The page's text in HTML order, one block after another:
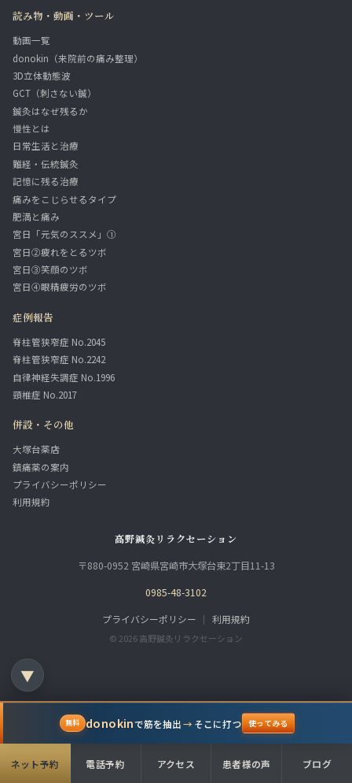
読み物・動画・ツール
動画一覧
donokin（来院前の痛み整理）
3D立体動態波
GCT（刺さない鍼）
鍼灸はなぜ残るか
慢性とは
日常生活と治療
難経・伝統鍼灸
記憶に残る治療
痛みをこじらせるタイプ
肥満と痛み
宮日「元気のススメ」①
宮日②疲れをとるツボ
宮日③笑顔のツボ
宮日④眼精疲労のツボ
症例報告
脊柱管狭窄症 No.2045
脊柱管狭窄症 No.2242
自律神経失調症 No.1996
頸椎症 No.2017
併設・その他
大塚台薬店
鎮痛薬の案内
プライバシーポリシー
利用規約
高野鍼灸リラクセーション
〒880-0952 宮崎県宮崎市大塚台東2丁目11-13
0985-48-3102
プライバシーポリシー ｜ 利用規約
© 2026 高野鍼灸リラクセーション
▼
無料 donokinで筋を抽出→ そこに打つ 使ってみる
ネット予約 電話予約 アクセス 患者様の声 ブログ